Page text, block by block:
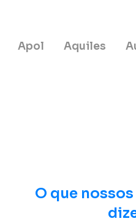
Apol Aquiles
O que